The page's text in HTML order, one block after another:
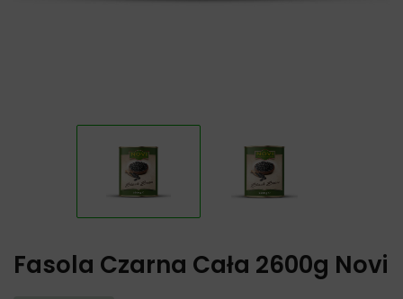
Fasola Czarna Cała 2600g Novi